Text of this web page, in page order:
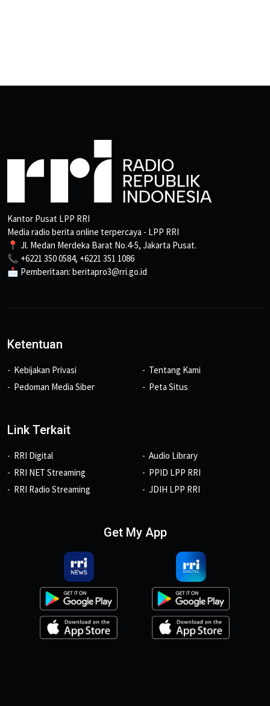
Kantor Pusat LPP RRI
Media radio berita online terpercaya - LPP RRI
📍 Jl. Medan Merdeka Barat No.4-5, Jakarta Pusat.
📞 +6221 350 0584, +6221 351 1086
📩 Pemberitaan: beritapro3@rri.go.id
Ketentuan
Kebijakan Privasi
Pedoman Media Siber
Tentang Kami
Peta Situs
Link Terkait
RRI Digital
RRI NET Streaming
RRI Radio Streaming
Audio Library
PPID LPP RRI
JDIH LPP RRI
Get My App